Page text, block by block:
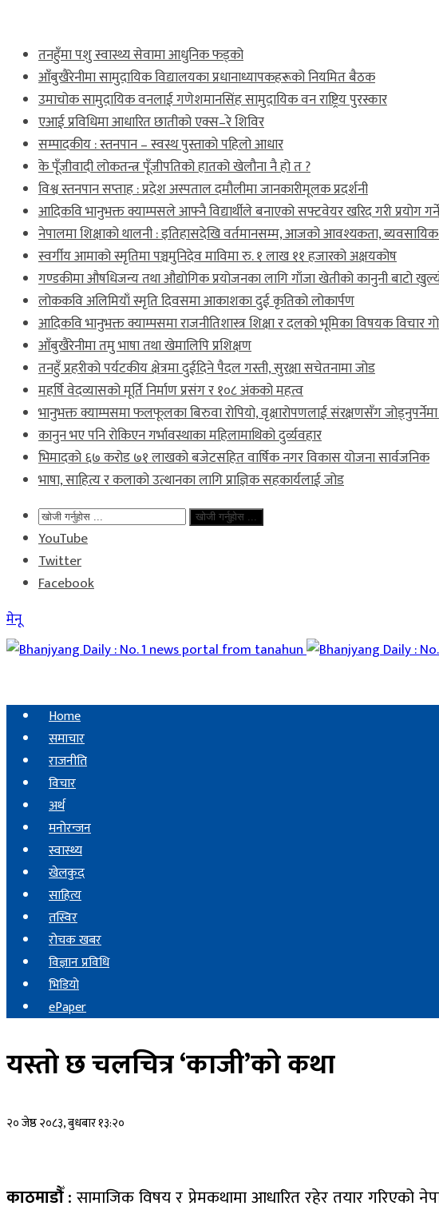
तनहुँमा पशु स्वास्थ्य सेवामा आधुनिक फड्को
आँबुखैरेनीमा सामुदायिक विद्यालयका प्रधानाध्यापकहरूको नियमित बैठक
उमाचोक सामुदायिक वनलाई गणेशमानसिंह सामुदायिक वन राष्ट्रिय पुरस्कार
एआई प्रविधिमा आधारित छातीको एक्स–रे शिविर
सम्पादकीय : स्तनपान – स्वस्थ पुस्ताको पहिलो आधार
के पूँजीवादी लोकतन्त्र पूँजीपतिको हातको खेलौना नै हो त ?
विश्व स्तनपान सप्ताह : प्रदेश अस्पताल दमौलीमा जानकारीमूलक प्रदर्शनी
आदिकवि भानुभक्त क्याम्पसले आफ्नै विद्यार्थीले बनाएको सफ्टवेयर खरिद गरी प्रयोग गर्ने
नेपालमा शिक्षाको थालनी : इतिहासदेखि वर्तमानसम्म, आजको आवश्यकता, ब्यवसायिक
स्वर्गीय आमाको स्मृतिमा पञ्चमुनिदेव माविमा रु. १ लाख ११ हजारको अक्षयकोष
गण्डकीमा औषधिजन्य तथा औद्योगिक प्रयोजनका लागि गाँजा खेतीको कानुनी बाटो
लोककवि अलिमियाँ स्मृति दिवसमा आकाशका दुई कृतिको लोकार्पण
आदिकवि भानुभक्त क्याम्पसमा राजनीतिशास्त्र शिक्षा र दलको भूमिका विषयक विचार
आँबुखैरेनीमा तमु भाषा तथा खेमालिपि प्रशिक्षण
तनहुँ प्रहरीको पर्यटकीय क्षेत्रमा दुईदिने पैदल गस्ती, सुरक्षा सचेतनामा जोड
महर्षि वेदव्यासको मूर्ति निर्माण प्रसंग र १०८ अंकको महत्व
भानुभक्त क्याम्पसमा फलफूलका बिरुवा रोपियो, वृक्षारोपणलाई संरक्षणसँग
कानुन भए पनि रोकिएन गर्भावस्थाका महिलामाथिको दुर्व्यवहार
भिमादको ६७ करोड ७१ लाखको बजेटसहित वार्षिक नगर विकास योजना सार्वजनिक
भाषा, साहित्य र कलाको उत्थानका लागि प्राज्ञिक सहकार्यलाई जोड
खोजी गर्नुहोस ...
YouTube
Twitter
Facebook
मेनू
Home
समाचार
राजनीति
विचार
अर्थ
मनोरन्जन
स्वास्थ्य
खेलकुद
साहित्य
तस्विर
रोचक खबर
विज्ञान प्रविधि
भिडियाे
ePaper
यस्तो छ चलचित्र ‘काजी’को कथा
२० जेष्ठ २०८३, बुधबार १३:२०
काठमाडौँ : सामाजिक विषय र प्रेमकथामा आधारित रहेर तयार गरिएको